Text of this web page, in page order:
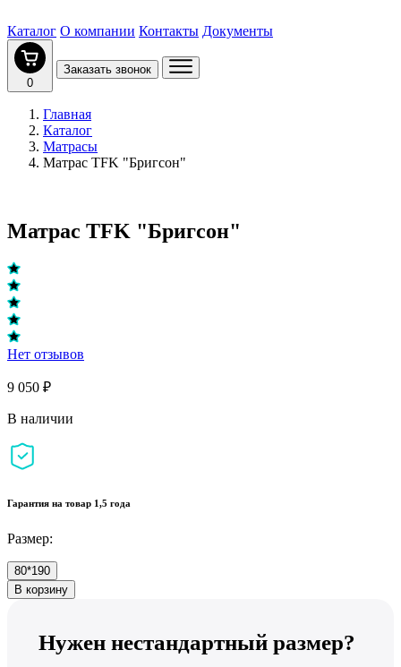
Каталог О компании Контакты Документы
0
Заказать звонок
Главная
Каталог
Матрасы
Матрас TFK "Бригсон"
Матрас TFK "Бригсон"
Нет отзывов
9 050 ₽
В наличии
Гарантия на товар 1,5 года
Размер:
80*190
В корзину
Нужен нестандартный размер?